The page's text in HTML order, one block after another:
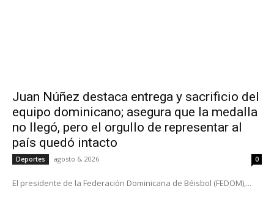
Juan Núñez destaca entrega y sacrificio del
equipo dominicano; asegura que la medalla
no llegó, pero el orgullo de representar al
país quedó intacto
Deportes agosto 6, 2026 0
El presidente de la Federación Dominicana de Béisbol (FEDOM),...